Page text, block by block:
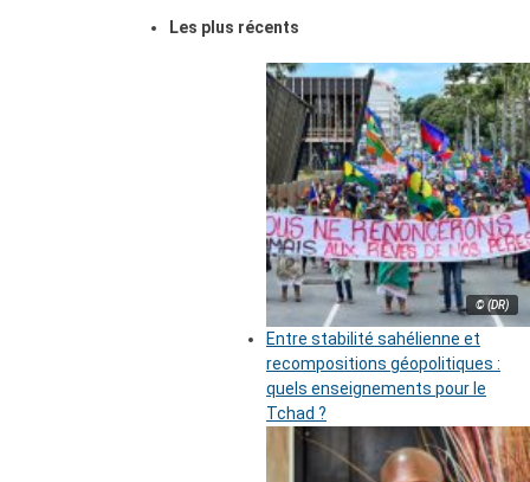
Les plus récents
© (DR)
Entre stabilité sahélienne et
recompositions géopolitiques :
quels enseignements pour le
Tchad ?